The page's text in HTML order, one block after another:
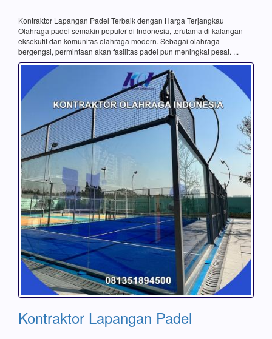
Kontraktor Lapangan Padel Terbaik dengan Harga Terjangkau
Olahraga padel semakin populer di Indonesia, terutama di kalangan
eksekutif dan komunitas olahraga modern. Sebagai olahraga
bergengsi, permintaan akan fasilitas padel pun meningkat pesat. ...
Kontraktor Lapangan Padel